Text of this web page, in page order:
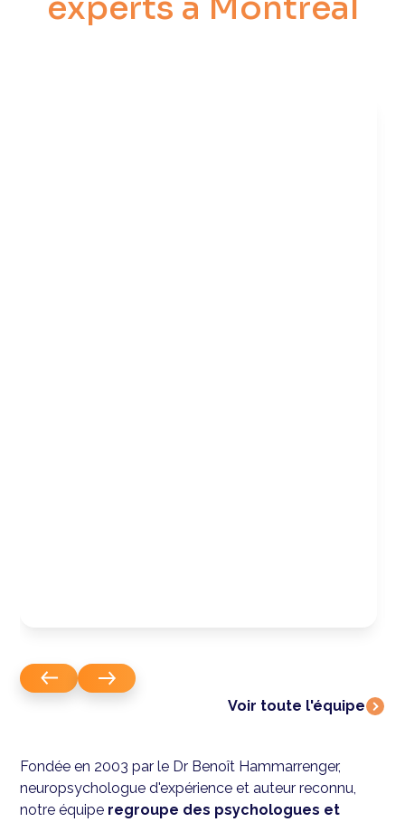
Dr Benoît Hammarrenger
Neuropsychologue - Directeur général
Voir toute l'équipe
Fondée en 2003 par le Dr Benoît Hammarrenger,
neuropsychologue d'expérience et auteur reconnu,
notre équipe regroupe des psychologues et